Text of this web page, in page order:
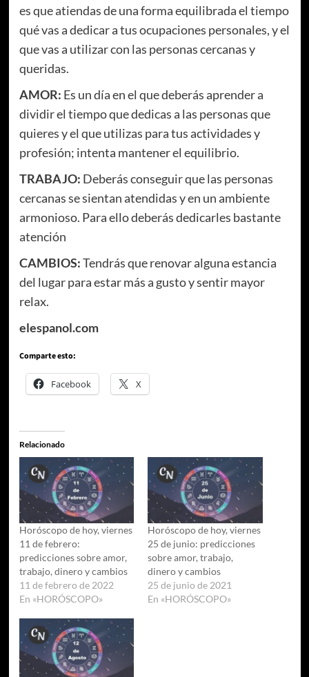
es que atiendas de una forma equilibrada el tiempo
qué vas a dedicar a tus ocupaciones personales, y el
que vas a utilizar con las personas cercanas y
queridas.
AMOR: Es un día en el que deberás aprender a
dividir el tiempo que dedicas a las personas que
quieres y el que utilizas para tus actividades y
profesión; intenta mantener el equilibrio.
TRABAJO: Deberás conseguir que las personas
cercanas se sientan atendidas y en un ambiente
armonioso. Para ello deberás dedicarles bastante
atención
CAMBIOS:Tendrás que renovar alguna estancia
del lugar para estar más a gusto y sentir mayor
relax.
elespanol.com
Comparte esto:
Facebook X
Relacionado
Horóscopo de hoy, viernes
11 de febrero:
predicciones sobre amor,
trabajo, dinero y cambios
11 de febrero de 2022
En «HORÓSCOPO»
Horóscopo de hoy, viernes
25 de junio: predicciones
sobre amor, trabajo,
dinero y cambios
25 de junio de 2021
En «HORÓSCOPO»